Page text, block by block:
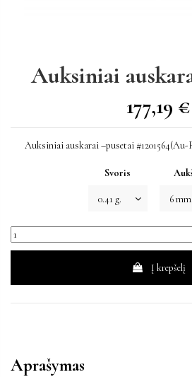
Auksiniai
177,19 €
Auksiniai auskarai –pusetai #1201564(Au-
Svoris
Į krepšelį
Aprašymas